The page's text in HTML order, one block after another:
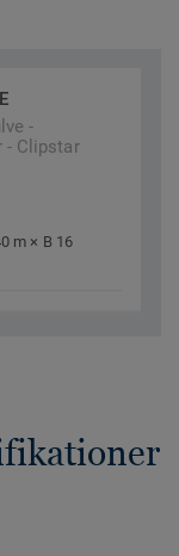
-
- Clipstar
m × B 16